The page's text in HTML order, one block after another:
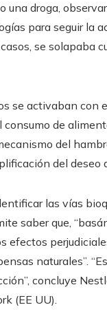
droga,
para seguir la
se solapaba
se activaban con
de
del
del deseo
las vías
saber que,
efectos
naturales”.
concluye
(EE UU).